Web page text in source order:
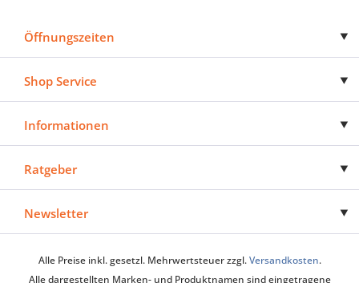
Öffnungszeiten
Shop Service
Informationen
Ratgeber
Newsletter
Alle Preise inkl. gesetzl. Mehrwertsteuer zzgl.Versandkosten.
Alle dargestellten Marken- und Produktnamen sind eingetragene